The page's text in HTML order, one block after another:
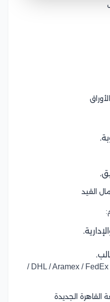
القيد
شحن أصول الأوراق عبر DHL / Aramex / FedEx /
القاهرة الجديدة